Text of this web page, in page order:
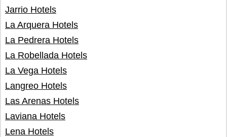
Jarrio Hotels
La Arquera Hotels
La Pedrera Hotels
La Robellada Hotels
La Vega Hotels
Langreo Hotels
Las Arenas Hotels
Laviana Hotels
Lena Hotels